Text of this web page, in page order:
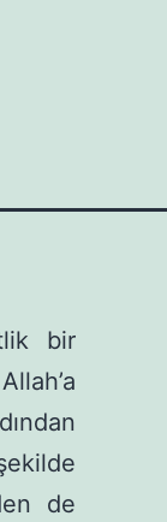
bir
de